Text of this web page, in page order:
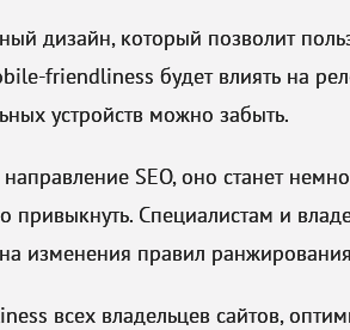
дизайн, который позволит
friendliness будет влиять на
устройств можно забыть.
SEO, оно станет
Специалистам и
изменения правил
всех владельцев сайтов,